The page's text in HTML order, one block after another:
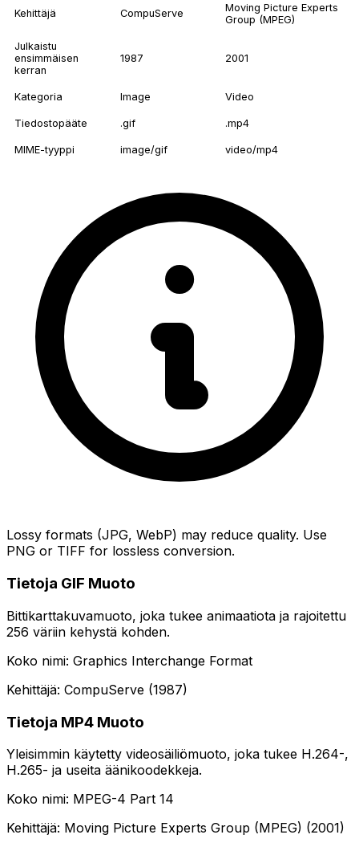
Kehittäjä CompuServe
Moving Picture Experts
Group (MPEG)
Julkaistu
ensimmäisen
kerran
1987 2001
Kategoria Image Video
Tiedostopääte .gif .mp4
MIME-tyyppi image/gif video/mp4
Lossy formats (JPG, WebP) may reduce quality. Use
PNG or TIFF for lossless conversion.
Tietoja GIF Muoto
Bittikarttakuvamuoto, joka tukee animaatiota ja rajoitettu
256 väriin kehystä kohden.
Koko nimi: Graphics Interchange Format
Kehittäjä: CompuServe (1987)
Tietoja MP4 Muoto
Yleisimmin käytetty videosäiliömuoto, joka tukee H.264-,
H.265- ja useita äänikoodekkeja.
Koko nimi: MPEG-4 Part 14
Kehittäjä: Moving Picture Experts Group (MPEG) (2001)